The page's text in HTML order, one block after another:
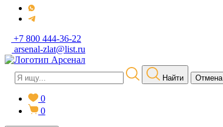
+7 800 444-36-22
arsenal-zlat@list.ru
Найти Отмена
0
0